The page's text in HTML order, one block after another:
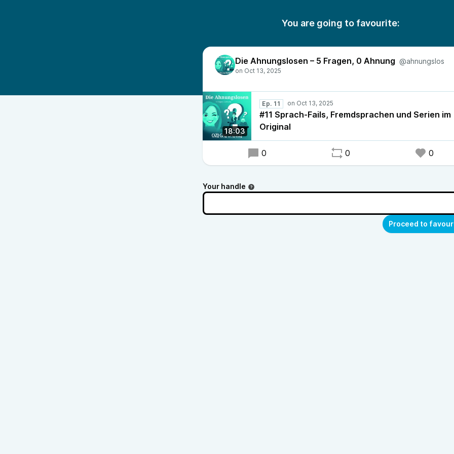
You are going to favourite:
Die Ahnungslosen – 5 Fragen, 0 Ahnung @ahnungslos
18:03
Ep. 11
#11 Sprach-Fails, Fremdsprachen und Serien im
Original
0 0 0
Your handle
Proceed to